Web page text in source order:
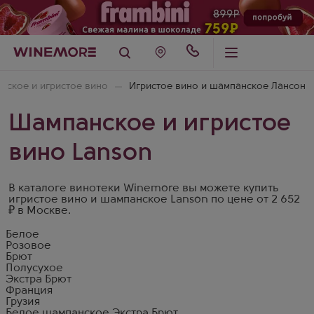
и игристое вино Игристое вино и шампанское Лансон
Шампанское и игристое
вино Lanson
В каталоге винотеки Winemore вы можете купить
игристое вино и шампанское Lanson по цене от 2 652
₽ в Москве.
Белое
Розовое
Брют
Полусухое
Экстра Брют
Франция
Грузия